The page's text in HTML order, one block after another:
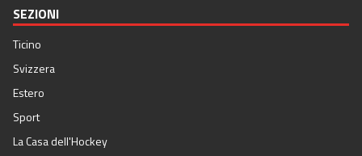
SEZIONI
Ticino
Svizzera
Estero
Sport
La Casa dell'Hockey